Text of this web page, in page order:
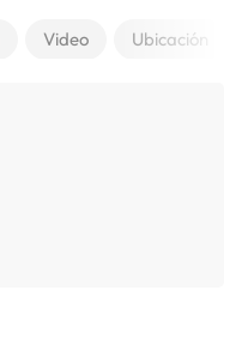
Video Ubicación